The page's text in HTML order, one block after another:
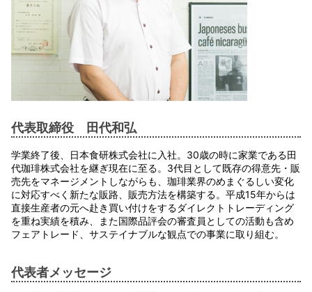
代表取締役 田代和弘
学業終了後、日本食研株式会社に入社。30歳の時に家業である田
代珈琲株式会社を継ぎ現在に至る。3代目として既存の得意先・販
売先をマネージメントしながらも、珈琲業界のめまぐるしい変化
に対応すべく新たな販路、販売方法を構築する。平成15年からは
直接生産者の元へ赴き買い付けをするダイレクトトレーディング
を重ね実績を積み、また国際品評会の審査員としての活動も含め
フェアトレード、サステイナブルな観点での事業に取り組む。
代表者メッセージ